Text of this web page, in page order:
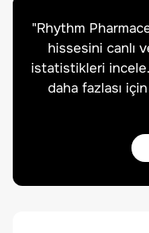
"Rhythm
hissesini canlı
istatistikleri
daha fazlası